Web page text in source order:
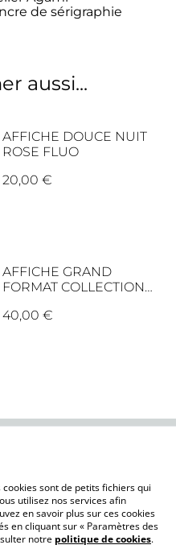
de sérigraphie
aussi...
AFFICHE DOUCE NUIT
ROSE FLUO
20,00 €
AFFICHE GRAND
FORMAT COLLECTION
40,00 €
Politique de cookies
sont de petits fichiers qui
utilisez nos services afin
en savoir plus sur ces cookies
en cliquant sur « Paramètres des
notre politique de cookies.